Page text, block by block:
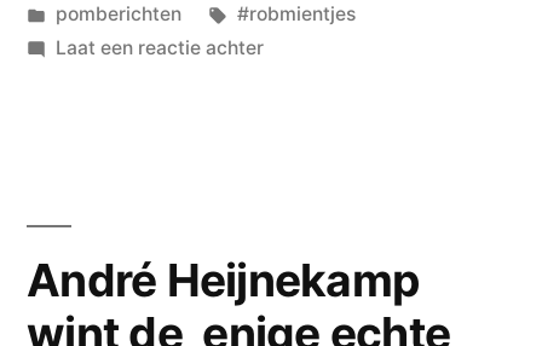
door
Geplaatst
in
pomberichten Tags:
#robmientjes
Laat een reactie achterop
en
blauw
André Heijnekamp
wint de enige echte